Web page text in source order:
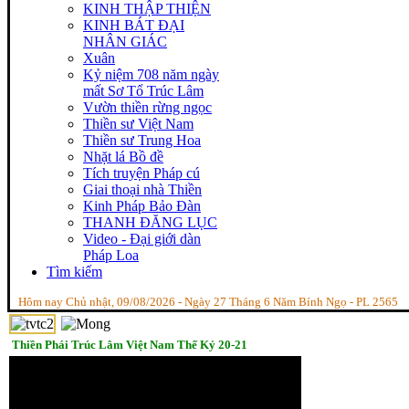
KINH THẬP THIỆN
KINH BÁT ĐẠI
NHÂN GIÁC
Xuân
Kỷ niệm 708 năm ngày
mất Sơ Tổ Trúc Lâm
Vườn thiền rừng ngọc
Thiền sư Việt Nam
Thiền sư Trung Hoa
Nhặt lá Bồ đề
Tích truyện Pháp cú
Giai thoại nhà Thiền
Kinh Pháp Bảo Đàn
THANH ĐĂNG LỤC
Video - Đại giới dàn
Pháp Loa
Tìm kiếm
Hôm nay Chủ nhật, 09/08/2026 - Ngày 27 Tháng 6 Năm Bính Ngọ - PL 2565
Thiền Phái Trúc Lâm Việt Nam Thế Kỷ 20-21